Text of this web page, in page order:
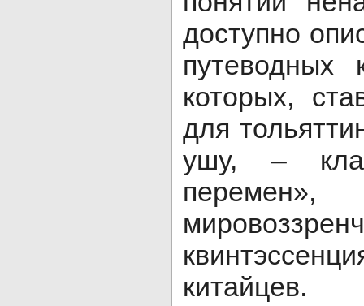
доступно
путеводных
которых,
для
ушу, –
китайцев.